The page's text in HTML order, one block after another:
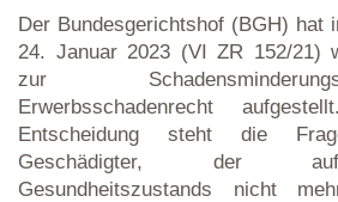
Der Bundesgerichtshof (BGH) hat
24. Januar 2023 (VI ZR 152/21)
zur
Erwerbsschadenrecht
Entscheidung steht die
Geschädigter, der
Gesundheitszustands nicht